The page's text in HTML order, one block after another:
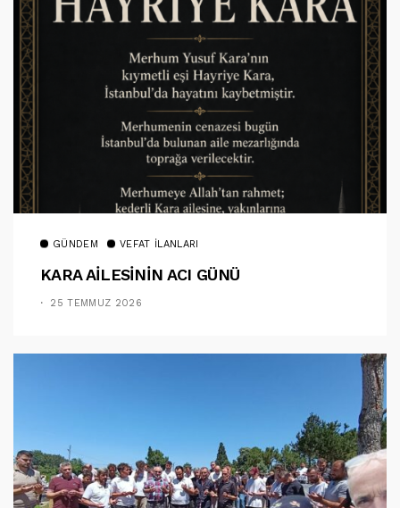
GÜNDEM VEFAT İLANLARI
KARA AİLESİNİN ACI GÜNÜ
25 TEMMUZ 2026